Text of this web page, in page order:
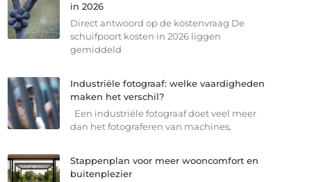
in 2026
Direct antwoord op de kostenvraag De
schuifpoort kosten in 2026 liggen
gemiddeld
Industriële fotograaf: welke vaardigheden
maken het verschil?
Een industriële fotograaf doet veel meer
dan het fotograferen van machines,
Stappenplan voor meer wooncomfort en
buitenplezier